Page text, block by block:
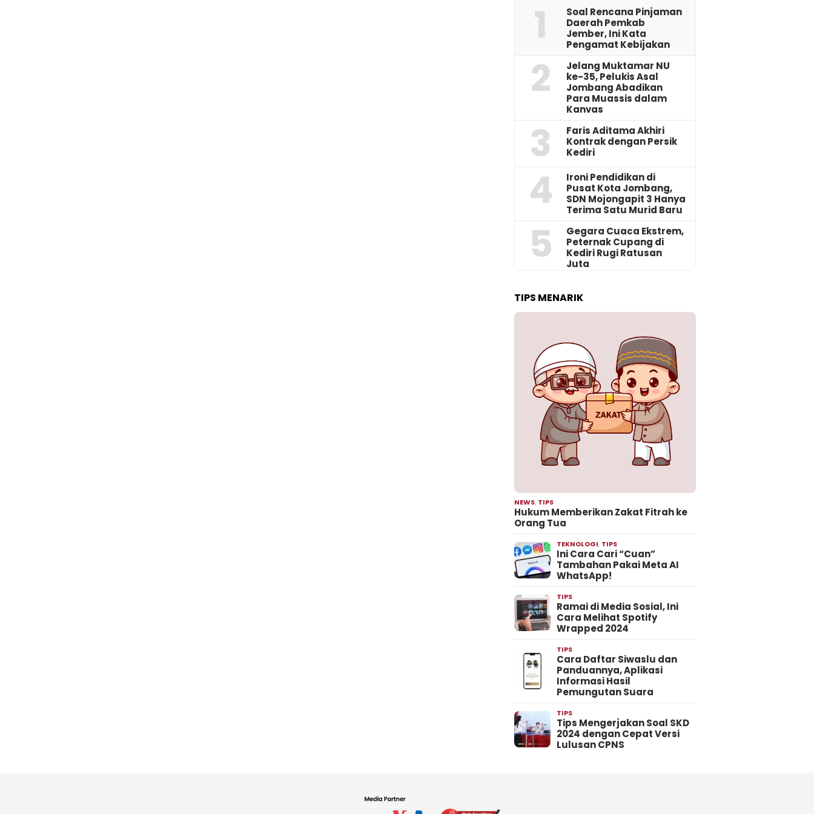
1
‎Soal Rencana Pinjaman
Daerah Pemkab
Jember, Ini Kata
Pengamat Kebijakan ‎
2
Jelang Muktamar NU
ke-35, Pelukis Asal
Jombang Abadikan
Para Muassis dalam
Kanvas
3
Faris Aditama Akhiri
Kontrak dengan Persik
Kediri
4
Ironi Pendidikan di
Pusat Kota Jombang,
SDN Mojongapit 3 Hanya
Terima Satu Murid Baru
5
‎Gegara Cuaca Ekstrem,
Peternak Cupang di
Kediri Rugi Ratusan
Juta
TIPS MENARIK
NEWS, TIPS
Hukum Memberikan Zakat Fitrah ke
Orang Tua
TEKNOLOGI, TIPS
Ini Cara Cari “Cuan”
Tambahan Pakai Meta AI
WhatsApp!
TIPS
Ramai di Media Sosial, Ini
Cara Melihat Spotify
Wrapped 2024
TIPS
Cara Daftar Siwaslu dan
Panduannya, Aplikasi
Informasi Hasil
Pemungutan Suara
TIPS
Tips Mengerjakan Soal SKD
2024 dengan Cepat Versi
Lulusan CPNS